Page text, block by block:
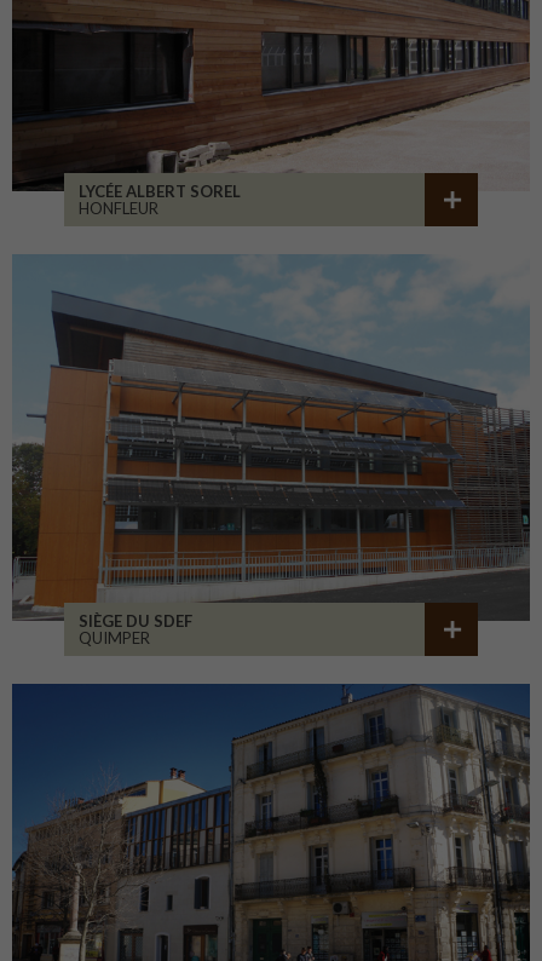
LYCÉE ALBERT SOREL
HONFLEUR
SIÈGE DU SDEF
QUIMPER